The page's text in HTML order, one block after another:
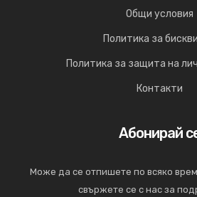
Общи условия
Политика за
Политика за защита на
Контакти
Абонирай
Може да се отпишете по всяко
свържете се с нас за